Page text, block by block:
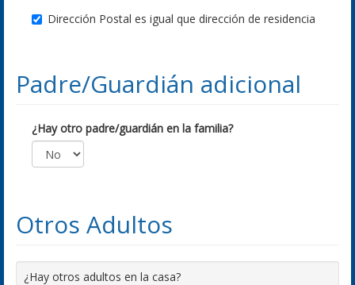
Dirección Postal es igual que dirección de residencia
Padre/Guardián adicional
¿Hay otro padre/guardián en la familia?
Otros Adultos
¿Hay otros adultos en la casa?